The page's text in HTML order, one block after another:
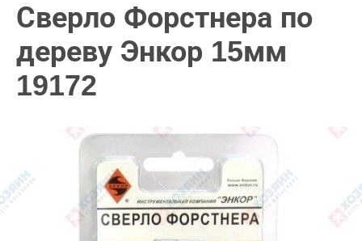
Сверло Форстнера по
дереву Энкор 15мм
19172